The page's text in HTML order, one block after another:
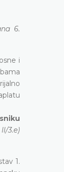
6.
i
3.e)
1.